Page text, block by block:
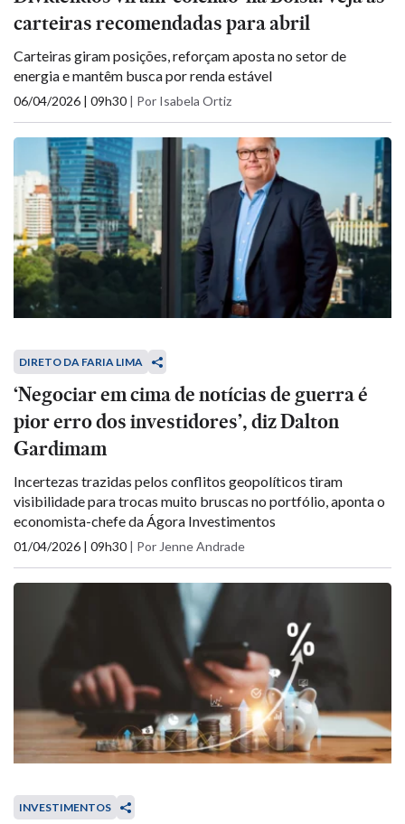
carteiras recomendadas para abril
Carteiras giram posições, reforçam aposta no setor de
energia e mantêm busca por renda estável
06/04/2026 | 09h30 | Por Isabela Ortiz
DIRETO DA FARIA LIMA
‘Negociar em cima de notícias de guerra é
pior erro dos investidores’, diz Dalton
Gardimam
Incertezas trazidas pelos conflitos geopolíticos tiram
visibilidade para trocas muito bruscas no portfólio, aponta o
economista-chefe da Ágora Investimentos
01/04/2026 | 09h30 | Por Jenne Andrade
INVESTIMENTOS